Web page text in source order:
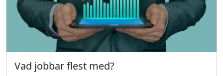
Vad jobbar flest med?